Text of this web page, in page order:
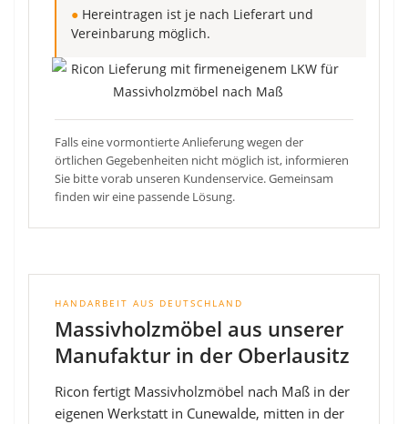
● Hereintragen ist je nach Lieferart und
Vereinbarung möglich.
Falls eine vormontierte Anlieferung wegen der
örtlichen Gegebenheiten nicht möglich ist, informieren
Sie bitte vorab unseren Kundenservice. Gemeinsam
finden wir eine passende Lösung.
HANDARBEIT AUS DEUTSCHLAND
Massivholzmöbel aus unserer
Manufaktur in der Oberlausitz
Ricon fertigt Massivholzmöbel nach Maß in der
eigenen Werkstatt in Cunewalde, mitten in der